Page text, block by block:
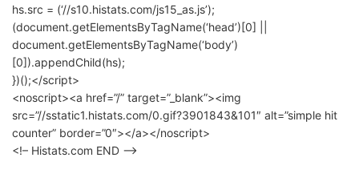
hs.src = (‘//s10.histats.com/js15_as.js’);
(document.getElementsByTagName(‘head’)[0] ||
document.getElementsByTagName(‘body’)
[0]).appendChild(hs);
})();</script>
<noscript><a href=”/” target=”_blank”><img
src=”//sstatic1.histats.com/0.gif?3901843&101″ alt=”simple hit
counter” border=”0″></a></noscript>
<!– Histats.com END –>